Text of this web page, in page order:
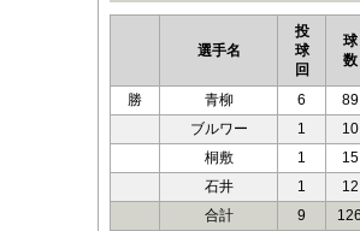
選手名
投
球
回
球
数
勝 青柳 6
89
ブルワー
1
10
桐敷
1
15
石井
1
12
合計
9